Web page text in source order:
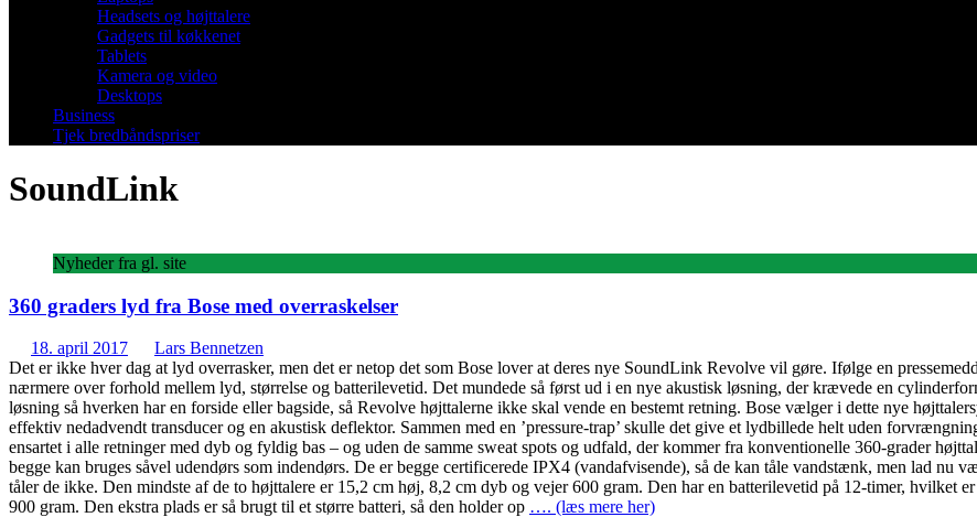
Headsets og højttalere
Gadgets til køkkenet
Tablets
Kamera og video
Desktops
Business
Tjek bredbåndspriser
SoundLink
Nyheder fra gl. site
360 graders lyd fra Bose med overraskelser
18. april 2017
Lars Bennetzen
Det er ikke hver dag at lyd overrasker, men det er netop det som Bose lover at deres nye SoundLink Revolve vil gøre. Ifølge en
nærmere over forhold mellem lyd, størrelse og batterilevetid. Det mundede så først ud i en nye akustisk løsning, der krævede en
løsning så hverken har en forside eller bagside, så Revolve højttalerne ikke skal vende en bestemt retning. Bose vælger i dette nye
effektiv nedadvendt transducer og en akustisk deflektor. Sammen med en ’pressure-trap’ skulle det give et lydbillede helt uden
ensartet i alle retninger med dyb og fyldig bas – og uden de samme sweat spots og udfald, der kommer fra konventionelle 360-grader
begge kan bruges såvel udendørs som indendørs. De er begge certificerede IPX4 (vandafvisende), så de kan tåle vandstænk, men lad
tåler de ikke. Den mindste af de to højttalere er 15,2 cm høj, 8,2 cm dyb og vejer 600 gram. Den har en batterilevetid på 12-timer, hvilket
900 gram. Den ekstra plads er så brugt til et større batteri, så den holder op …. (læs mere her)